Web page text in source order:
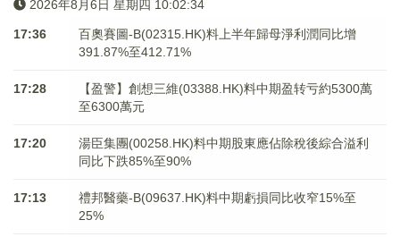
2026年8月6日 星期四 10:02:34
17:36
百奧賽圖-B(02315.HK)料上半年歸母淨利潤同比增
391.87%至412.71%
17:28
【盈警】創想三維(03388.HK)料中期盈转亏約5300萬
至6300萬元
17:20
湯臣集團(00258.HK)料中期股東應佔除稅後綜合溢利
同比下跌85%至90%
17:13
禮邦醫藥-B(09637.HK)料中期虧損同比收窄15%至
25%